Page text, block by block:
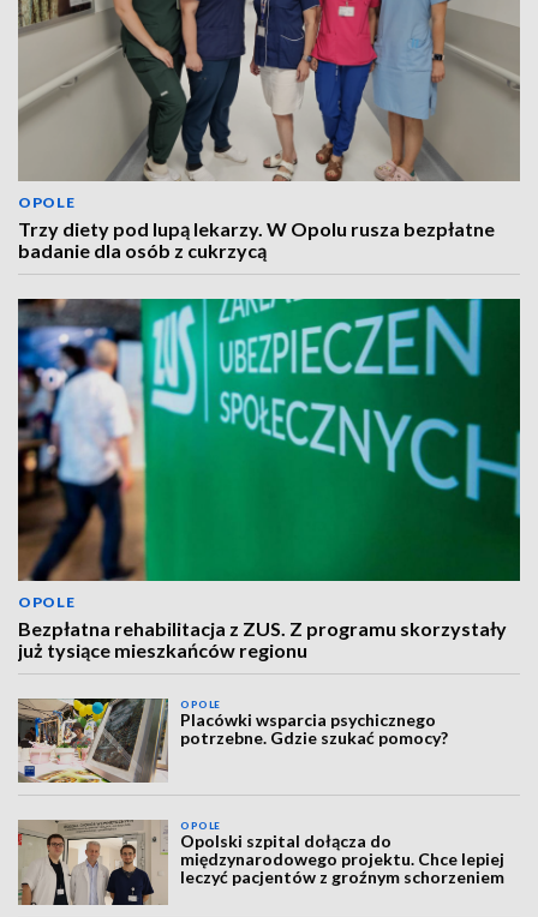
OPOLE
Trzy diety pod lupą lekarzy. W Opolu rusza bezpłatne
badanie dla osób z cukrzycą
OPOLE
Bezpłatna rehabilitacja z ZUS. Z programu skorzystały
już tysiące mieszkańców regionu
OPOLE
Placówki wsparcia psychicznego
potrzebne. Gdzie szukać pomocy?
OPOLE
Opolski szpital dołącza do
międzynarodowego projektu. Chce lepiej
leczyć pacjentów z groźnym schorzeniem